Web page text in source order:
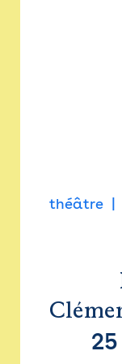
théâtre